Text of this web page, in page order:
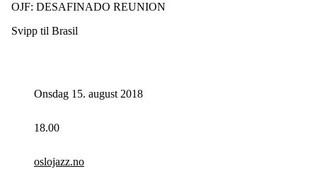
OJF: DESAFINADO REUNION
Svipp til Brasil
Onsdag 15. august 2018
18.00
oslojazz.no